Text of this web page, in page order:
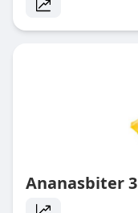
Ananasbiter